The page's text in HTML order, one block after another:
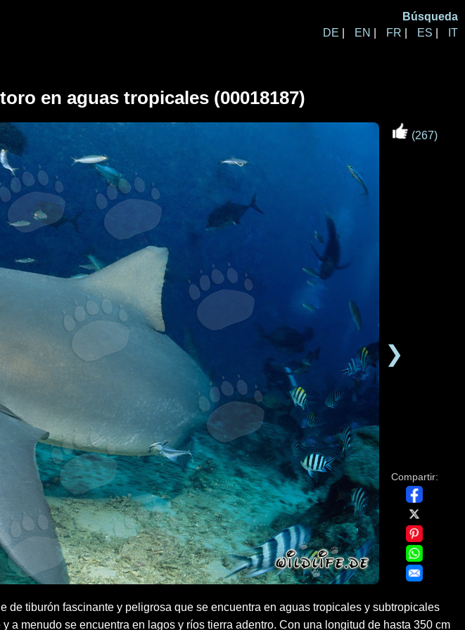
Búsqueda
DE
EN FR ES IT
en aguas tropicales (00018187)
❯
(267)
Compartir:
de tiburón fascinante y peligrosa que se encuentra en aguas tropicales y subtropicales
a menudo se encuentra en lagos y ríos tierra adentro. Con una longitud de hasta 350 cm